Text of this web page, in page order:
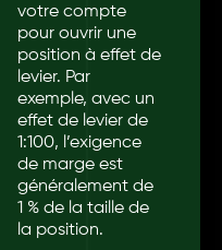
votre compte
pour ouvrir une
position à effet de
levier. Par
exemple, avec un
effet de levier de
1:100, l’exigence
de marge est
généralement de
1 % de la taille de
la position.